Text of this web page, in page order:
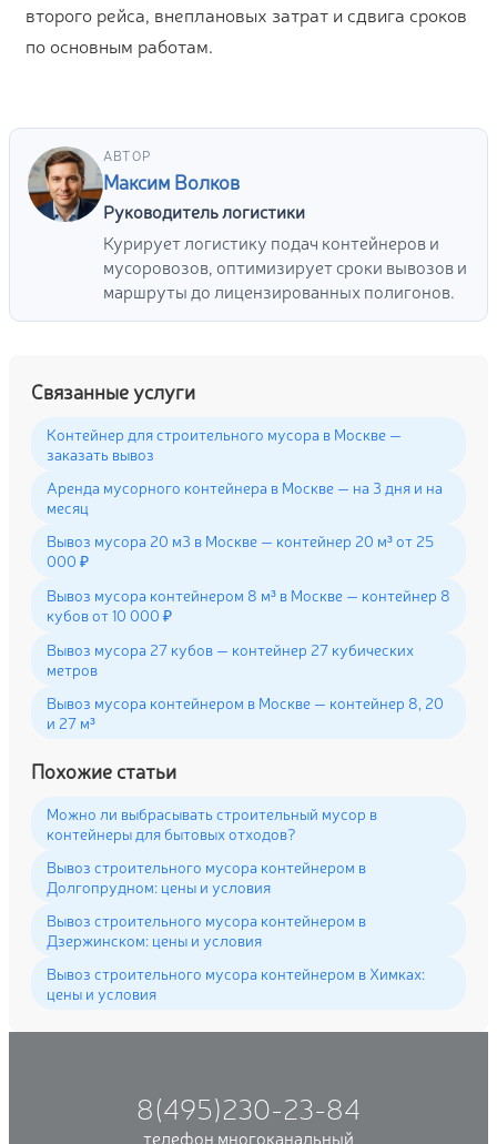
второго рейса, внеплановых затрат и сдвига сроков
по основным работам.
АВТОР
Максим Волков
Руководитель логистики
Курирует логистику подач контейнеров и
мусоровозов, оптимизирует сроки вывозов и
маршруты до лицензированных полигонов.
Связанные услуги
Контейнер для строительного мусора в Москве —
заказать вывоз
Аренда мусорного контейнера в Москве — на 3 дня и на
месяц
Вывоз мусора 20 м3 в Москве — контейнер 20 м³ от 25
000 ₽
Вывоз мусора контейнером 8 м³ в Москве — контейнер 8
кубов от 10 000 ₽
Вывоз мусора 27 кубов — контейнер 27 кубических
метров
Вывоз мусора контейнером в Москве — контейнер 8, 20
и 27 м³
Похожие статьи
Можно ли выбрасывать строительный мусор в
контейнеры для бытовых отходов?
Вывоз строительного мусора контейнером в
Долгопрудном: цены и условия
Вывоз строительного мусора контейнером в
Дзержинском: цены и условия
Вывоз строительного мусора контейнером в Химках:
цены и условия
8(495)230-23-84
телефон многоканальный